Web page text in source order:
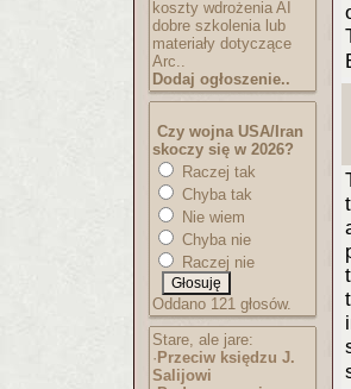
koszty wdrożenia AI
dobre szkolenia lub
materiały dotyczące
Arc..
Dodaj ogłoszenie..
Czy wojna USA/Iran
skoczy się w 2026?
Raczej tak
Chyba tak
Nie wiem
Chyba nie
Raczej nie
Oddano 121 głosów.
Stare, ale jare:
· Przeciw księdzu J.
Salijowi